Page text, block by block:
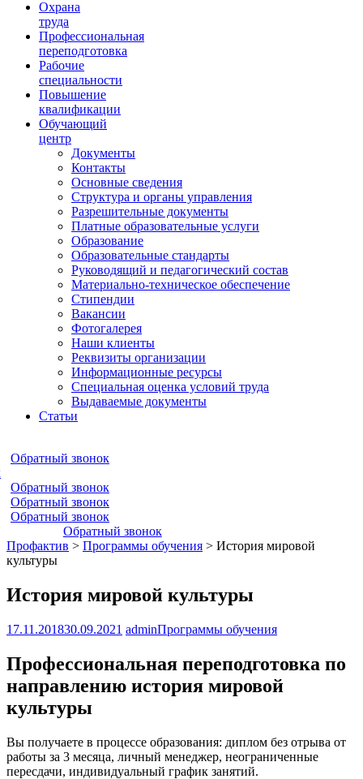
Ориентир охраны труда
Охрана
труда
Профессиональная
переподготовка
Рабочие
специальности
Повышение
квалификации
Обучающий
центр
Документы
Контакты
Основные сведения
Структура и органы управления
Разрешительные документы
Платные образовательные услуги
Образование
Образовательные стандарты
Руководящий и педагогический состав
Материально-техническое обеспечение
Стипендии
Вакансии
Фотогалерея
Наши клиенты
Реквизиты организации
Информационные ресурсы
Специальная оценка условий труда
Выдаваемые документы
Статьи
Обратный звонок
Обратный звонок
Обратный звонок
Обратный звонок
Обратный звонок
Профактив > Программы обучения > История мировой
культуры
История мировой культуры
17.11.201830.09.2021 adminПрограммы обучения
Профессиональная переподготовка по
направлению история мировой
культуры
Вы получаете в процессе образования: диплом без отрыва от
работы за 3 месяца, личный менеджер, неограниченные
пересдачи, индивидуальный график занятий.